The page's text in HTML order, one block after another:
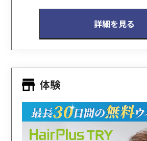
詳細を見る
体験